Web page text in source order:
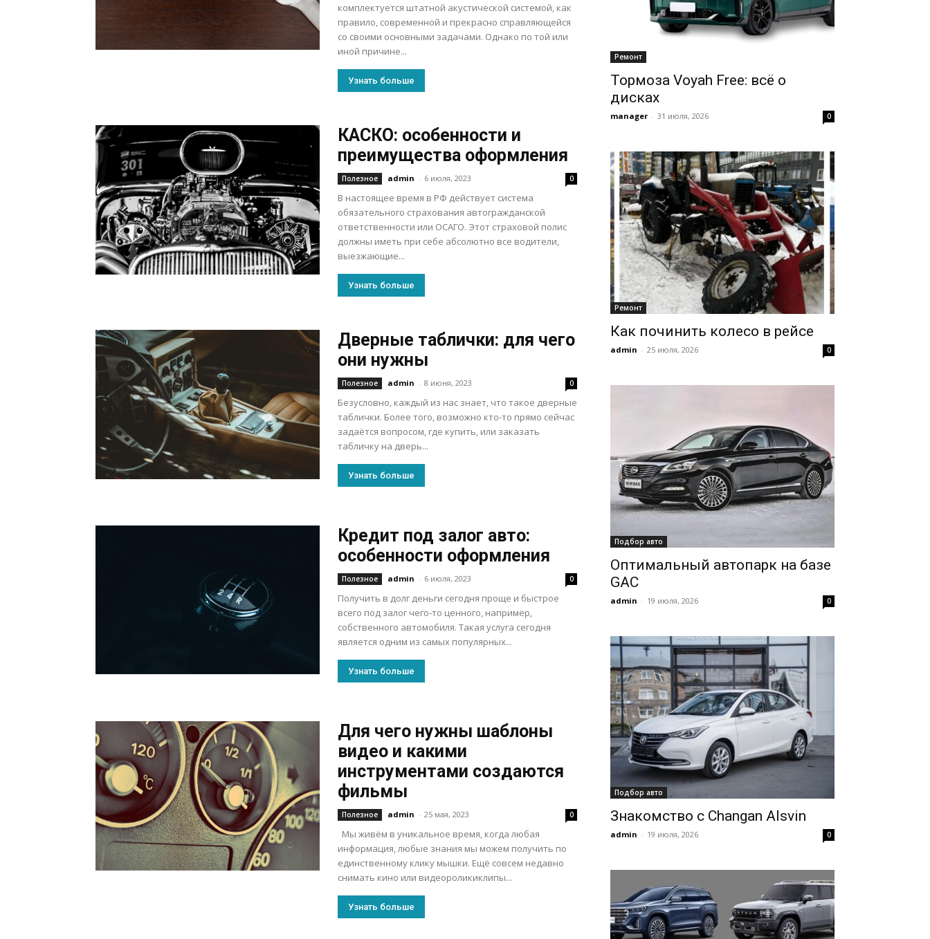
комплектуется штатной акустической системой, как
правило, современной и прекрасно справляющейся
со своими основными задачами. Однако по той или
иной причине...
Узнать больше
КАСКО: особенности и
преимущества оформления
Полезное admin - 6 июля, 2023 0
В настоящее время в РФ действует система
обязательного страхования автогражданской
ответственности или ОСАГО. Этот страховой полис
должны иметь при себе абсолютно все водители,
выезжающие...
Узнать больше
Дверные таблички: для чего
они нужны
Полезное admin - 8 июня, 2023 0
Безусловно, каждый из нас знает, что такое дверные
таблички. Более того, возможно кто-то прямо сейчас
задаётся вопросом, где купить, или заказать
табличку на дверь...
Узнать больше
Кредит под залог авто:
особенности оформления
Полезное admin - 6 июля, 2023 0
Получить в долг деньги сегодня проще и быстрое
всего под залог чего-то ценного, например,
собственного автомобиля. Такая услуга сегодня
является одним из самых популярных...
Узнать больше
Для чего нужны шаблоны
видео и какими
инструментами создаются
фильмы
Полезное admin - 25 мая, 2023 0
Мы живём в уникальное время, когда любая
информация, любые знания мы можем получить по
единственному клику мышки. Ещё совсем недавно
снимать кино или видеороликиклипы...
Узнать больше
Ремонт
Тормоза Voyah Free: всё о
дисках
manager - 31 июля, 2026 0
Ремонт
Как починить колесо в рейсе
admin - 25 июля, 2026 0
Подбор авто
Оптимальный автопарк на базе
GAC
admin - 19 июля, 2026 0
Подбор авто
Знакомство с Changan Alsvin
admin - 19 июля, 2026 0